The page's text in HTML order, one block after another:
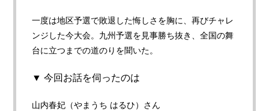
一度は地区予選で敗退した悔しさを胸に、再びチャレ
ンジした今大会。九州予選を見事勝ち抜き、全国の舞
台に立つまでの道のりを聞いた。
▼ 今回お話を伺ったのは
山内春妃（やまうち はるひ）さん